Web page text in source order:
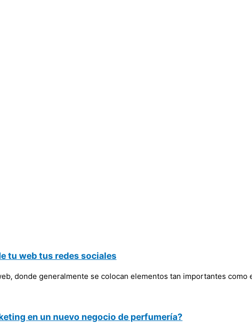
tu web tus redes sociales
donde generalmente se colocan elementos tan importantes
en un nuevo negocio de perfumería?